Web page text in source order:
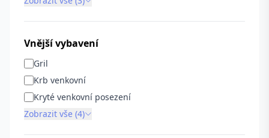
Vnější vybavení
Gril
Krb venkovní
Kryté venkovní posezení
Zobrazit vše (4)